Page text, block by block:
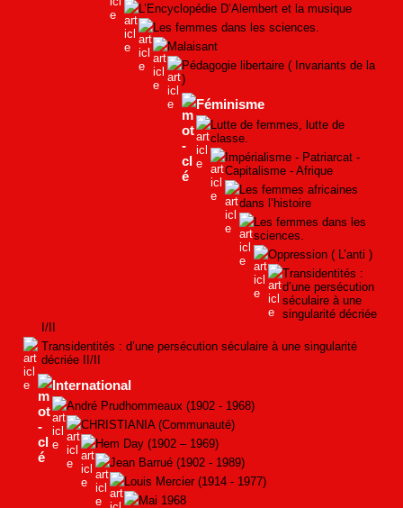
L’Encyclopédie D’Alembert et la musique
Les femmes dans les sciences.
Malaisant
Pédagogie libertaire ( Invariants de la
)
Féminisme
Lutte de femmes, lutte de
classe.
Impérialisme - Patriarcat -
Capitalisme - Afrique
Les femmes africaines
dans l’histoire
Les femmes dans les
sciences.
Oppression ( L’anti )
Transidentités :
d’une persécution
séculaire à une
singularité décriée
I/II
Transidentités : d’une persécution séculaire à une singularité
décriée II/II
International
André Prudhommeaux (1902 - 1968)
CHRISTIANIA (Communauté)
Hem Day (1902 – 1969)
Jean Barrué (1902 - 1989)
Louis Mercier (1914 - 1977)
Mai 1968